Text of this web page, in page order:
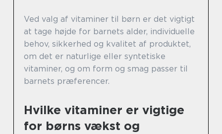
Ved valg af vitaminer til børn er det vigtigt
at tage højde for barnets alder, individuelle
behov, sikkerhed og kvalitet af produktet,
om det er naturlige eller syntetiske
vitaminer, og om form og smag passer til
barnets præferencer.
Hvilke vitaminer er vigtige
for børns vækst og